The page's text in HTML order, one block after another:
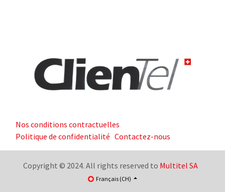
Nos conditions contractuelles
Politique de confidentialité Contactez-nous
Copyright © 2024. All rights reserved to Multitel SA
Français (CH)